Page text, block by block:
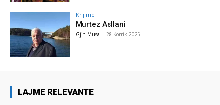
Krijime
Murtez Asllani
Gjin Musa - 28 Korrik 2025
LAJME RELEVANTE